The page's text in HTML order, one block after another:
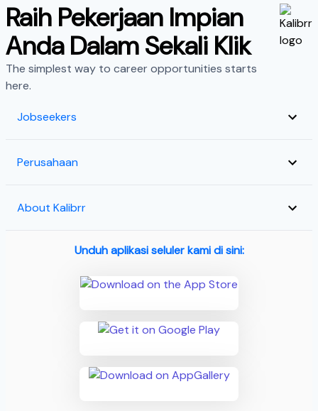
Raih Pekerjaan Impian
Anda Dalam Sekali Klik
The simplest way to career opportunities starts
here.
Jobseekers
Perusahaan
About Kalibrr
Unduh aplikasi seluler kami di sini: